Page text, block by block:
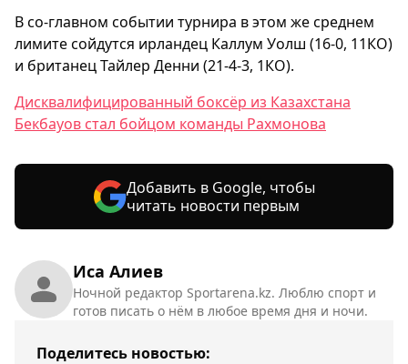
Иса Алиев
Ночной редактор Sportarena.kz. Люблю спорт и
готов писать о нём в любое время дня и ночи.
Поделитесь новостью:
В со-главном событии турнира в этом же среднем
лимите сойдутся ирландец Каллум Уолш (16-0, 11КО)
и британец Тайлер Денни (21-4-3, 1КО).
Дисквалифицированный боксёр из Казахстана
Бекбауов стал бойцом команды Рахмонова
Добавить в Google, чтобы
читать новости первым